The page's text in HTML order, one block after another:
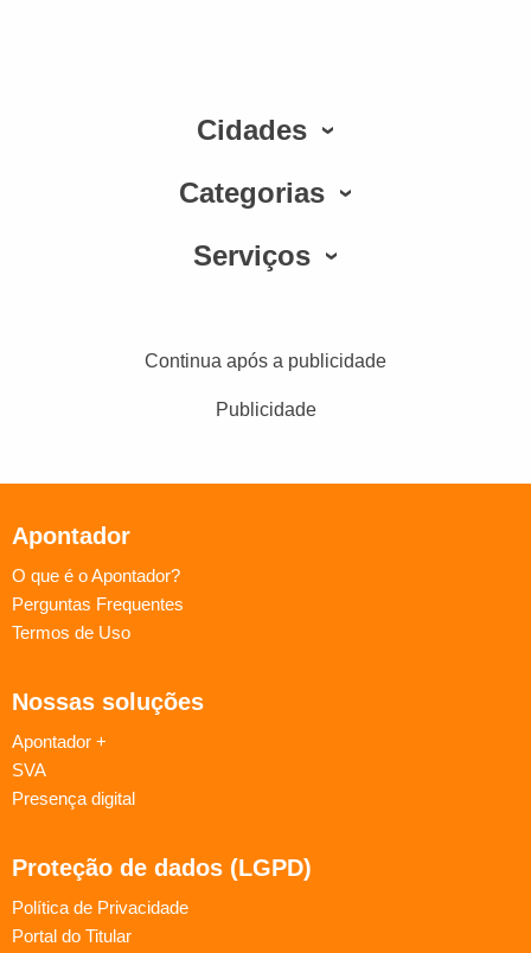
Cidades
Categorias
Serviços
Continua após a publicidade
Publicidade
Apontador
O que é o Apontador?
Perguntas Frequentes
Termos de Uso
Nossas soluções
Apontador +
SVA
Presença digital
Proteção de dados (LGPD)
Política de Privacidade
Portal do Titular